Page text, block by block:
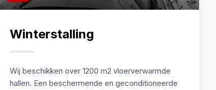
Winterstalling
Wij beschikken over 1200 m2 vloerverwarmde
hallen. Een beschermende en geconditioneerde